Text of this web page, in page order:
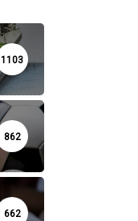
1103
862
662